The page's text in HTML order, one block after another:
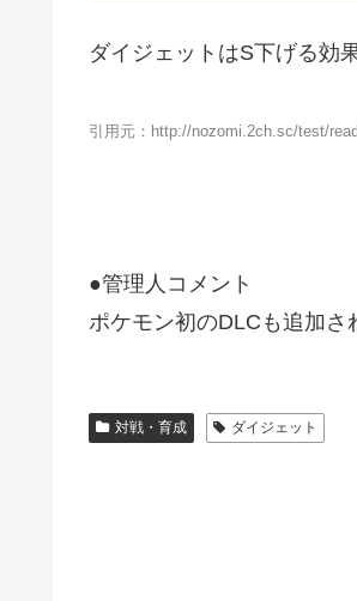
ダイジェットはS下げる効
引用元：http://nozomi.2ch.sc/test/
●管理人コメント
ポケモン初のDLCも追加
対戦・育成 ダイジェット